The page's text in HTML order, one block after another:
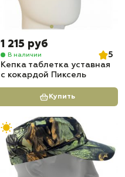
1 215 руб
В наличии
5
Кепка таблетка уставная
с кокардой Пиксель
Купить